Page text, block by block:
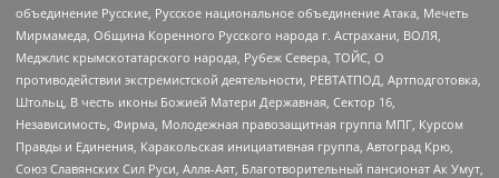
объединение Русские, Русское национальное объединение Атака, Мечеть
Мирмамеда, Община Коренного Русского народа г. Астрахани, ВОЛЯ,
Меджлис крымскотатарского народа, Рубеж Севера, ТОЙС, О
противодействии экстремистской деятельности, РЕВТАТПОД, Артподготовка,
Штольц, В честь иконы Божией Матери Державная, Сектор 16,
Независимость, Фирма, Молодежная правозащитная группа МПГ, Курсом
Правды и Единения, Каракольская инициативная группа, Автоград Крю,
Союз Славянских Сил Руси, Алля-Аят, Благотворительный пансионат Ак Умут,